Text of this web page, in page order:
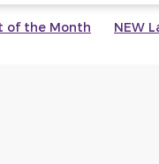
of the Month NEW